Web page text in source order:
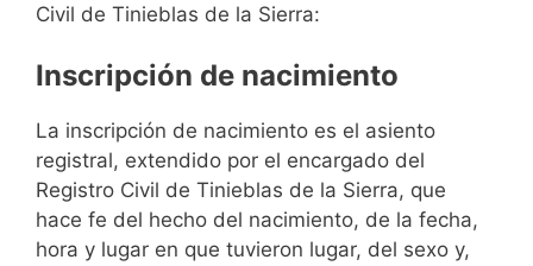
Civil de Tinieblas de la Sierra:
Inscripción de nacimiento
La inscripción de nacimiento es el asiento
registral, extendido por el encargado del
Registro Civil de Tinieblas de la Sierra, que
hace fe del hecho del nacimiento, de la fecha,
hora y lugar en que tuvieron lugar, del sexo y,